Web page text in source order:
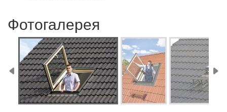
Фотогалерея